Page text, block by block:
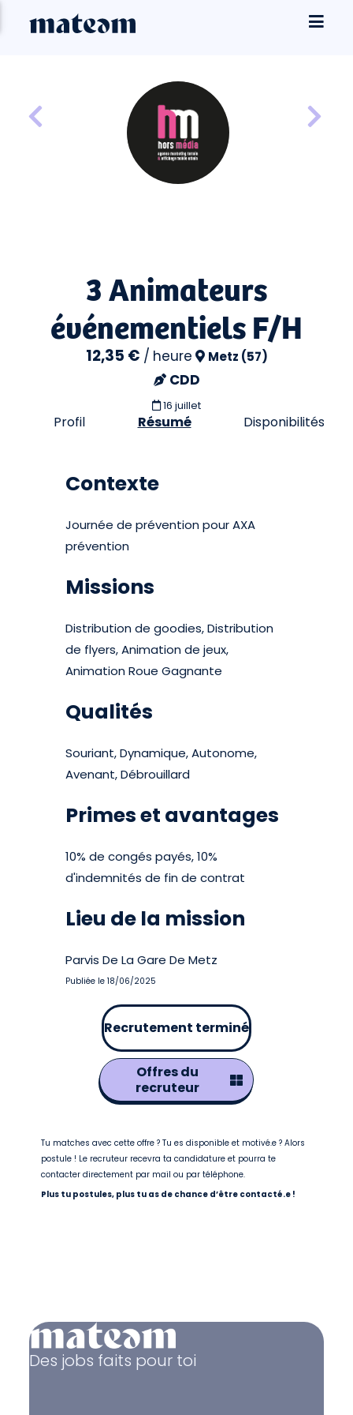
3 Animateurs
événementiels F/H
12,35 € / heure Metz (57)
CDD
16 juillet
Profil Résumé Disponibilités
Contexte
Journée de prévention pour AXA
prévention
Missions
Distribution de goodies, Distribution
de flyers, Animation de jeux,
Animation Roue Gagnante
Qualités
Souriant, Dynamique, Autonome,
Avenant, Débrouillard
Primes et avantages
10% de congés payés, 10%
d'indemnités de fin de contrat
Lieu de la mission
Parvis De La Gare De Metz
Publiée le 18/06/2025
Recrutement terminé
Offres du
recruteur
Tu matches avec cette offre ? Tu es disponible et motivé.e ? Alors
postule ! Le recruteur recevra ta candidature et pourra te
contacter directement par mail ou par téléphone.
Plus tu postules, plus tu as de chance d’être contacté.e !
Des jobs faits pour toi